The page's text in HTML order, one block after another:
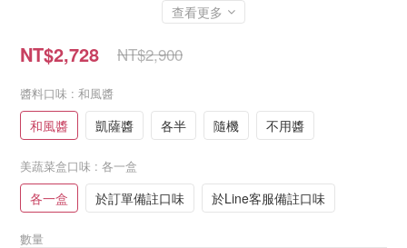
查看更多
NT$2,728 NT$2,900
醬料口味 : 和風醬
和風醬 凱薩醬 各半 隨機 不用醬
美蔬菜盒口味 : 各一盒
各一盒 於訂單備註口味 於Line客服備註口味
數量